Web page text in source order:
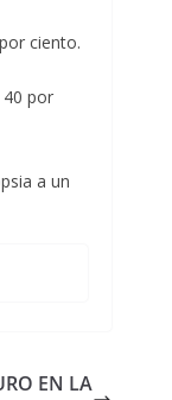
ciento.
40 por
a un
EN LA